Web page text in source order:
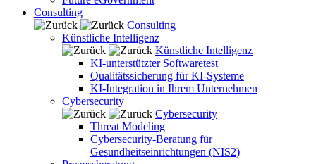
Consulting
Consulting
Künstliche Intelligenz
Künstliche Intelligenz
KI-unterstützter Softwaretest
Qualitätssicherung für KI-Systeme
KI-Integration in Ihrem Unternehmen
Cybersecurity
Cybersecurity
Threat Modeling
Cybersecurity-Beratung für
Gesundheitseinrichtungen (NIS2)